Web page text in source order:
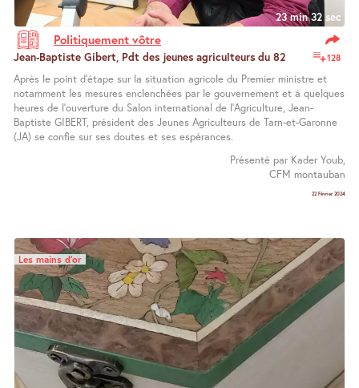
23 min 32 sec
Politiquement vôtre
128
Jean-Baptiste Gibert, Pdt des jeunes agriculteurs du 82
Après le point d’étape sur la situation agricole du Premier ministre et
notamment les mesures enclenchées par le gouvernement et à quelques
heures de l’ouverture du Salon international de l’Agriculture, Jean-
Baptiste GIBERT, président des Jeunes Agriculteurs de Tarn-et-Garonne
(JA) se confie sur ses doutes et ses espérances.
Présenté par Kader Youb,
CFM montauban
22 Février 2024
Les mains d’or